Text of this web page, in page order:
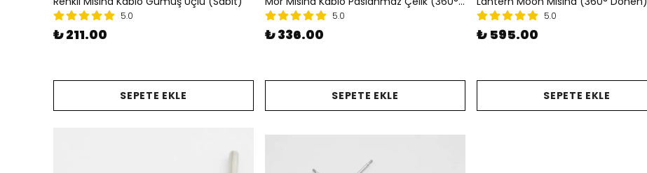
5.0
₺ 211.00
SEPETE EKLE
5.0
₺ 336.00
SEPETE EKLE
5.0
₺ 595.00
SEPETE EKLE